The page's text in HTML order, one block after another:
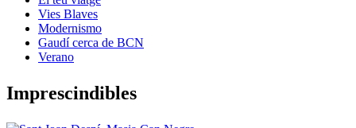
Vies Blaves
Modernismo
Gaudí cerca de BCN
Verano
Imprescindibles